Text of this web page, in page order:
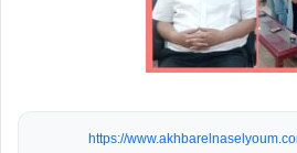
https://